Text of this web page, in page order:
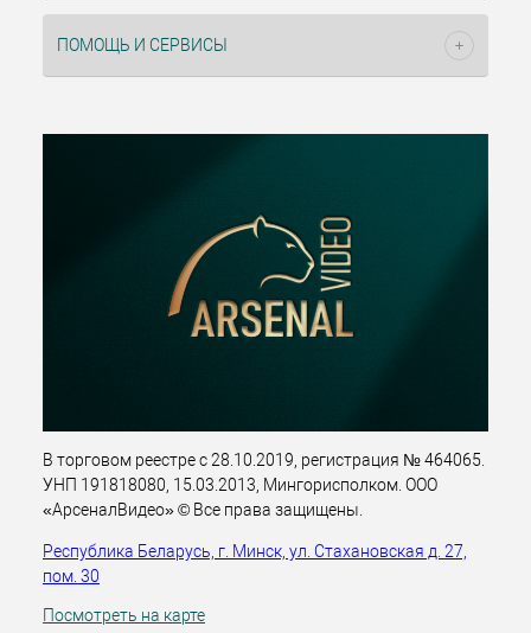
ПОМОЩЬ И СЕРВИСЫ
В торговом реестре с 28.10.2019, регистрация № 464065.
УНП 191818080, 15.03.2013, Мингорисполком. ООО
«АрсеналВидео» © Все права защищены.
Республика Беларусь, г. Минск, ул. Стахановская д. 27,
пом. 30
Посмотреть на карте